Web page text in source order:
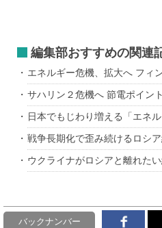
編集部おすすめの関連
エネルギー危機、拡大へ フィ
サハリン２危機へ 節電ポイン
日本でもじわり増える「エネ
戦争長期化で歪み続けるロシ
ウクライナがロシアと離れた
バックナンバー